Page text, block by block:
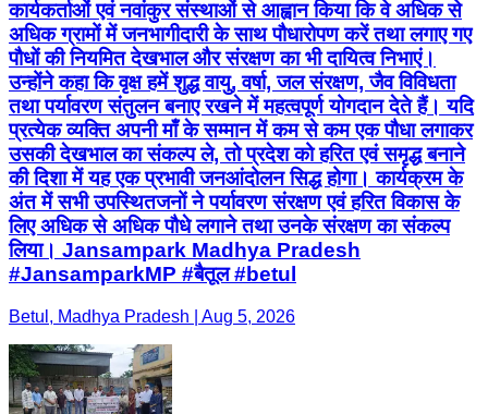
कार्यकर्ताओं एवं नवांकुर संस्थाओं से आह्वान किया कि वे अधिक से
अधिक ग्रामों में जनभागीदारी के साथ पौधारोपण करें तथा लगाए गए
पौधों की नियमित देखभाल और संरक्षण का भी दायित्व निभाएं।
उन्होंने कहा कि वृक्ष हमें शुद्ध वायु, वर्षा, जल संरक्षण, जैव विविधता
तथा पर्यावरण संतुलन बनाए रखने में महत्वपूर्ण योगदान देते हैं। यदि
प्रत्येक व्यक्ति अपनी माँ के सम्मान में कम से कम एक पौधा लगाकर
उसकी देखभाल का संकल्प ले, तो प्रदेश को हरित एवं समृद्ध बनाने
की दिशा में यह एक प्रभावी जनआंदोलन सिद्ध होगा। कार्यक्रम के
अंत में सभी उपस्थितजनों ने पर्यावरण संरक्षण एवं हरित विकास के
लिए अधिक से अधिक पौधे लगाने तथा उनके संरक्षण का संकल्प
लिया। Jansampark Madhya Pradesh
#JansamparkMP #बैतूल #betul
Betul, Madhya Pradesh | Aug 5, 2026